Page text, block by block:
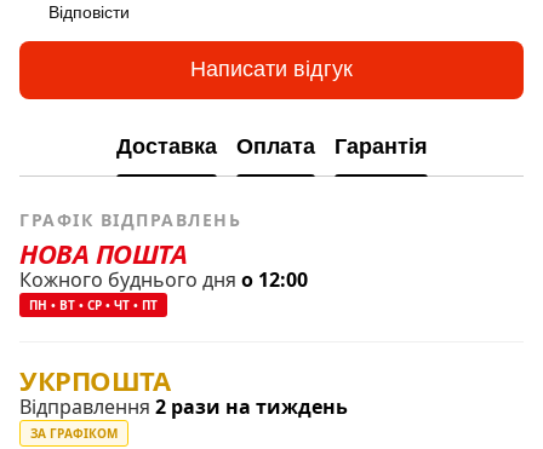
Відповісти
Написати відгук
Доставка Оплата Гарантія
ГРАФІК ВІДПРАВЛЕНЬ
НОВА ПОШТА
Кожного буднього дня о 12:00
ПН • ВТ • СР • ЧТ • ПТ
УКРПОШТА
Відправлення 2 рази на тиждень
ЗА ГРАФІКОМ